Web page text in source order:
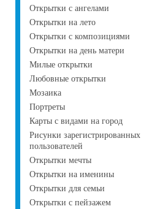
Открытки с ангелами
Открытки на лето
Открытки с композициями
Открытки на день матери
Милые открытки
Любовные открытки
Мозаика
Портреты
Карты с видами на город
Рисунки зарегистрированных
пользователей
Открытки мечты
Открытки на именины
Открытки для семьи
Открытки с пейзажем